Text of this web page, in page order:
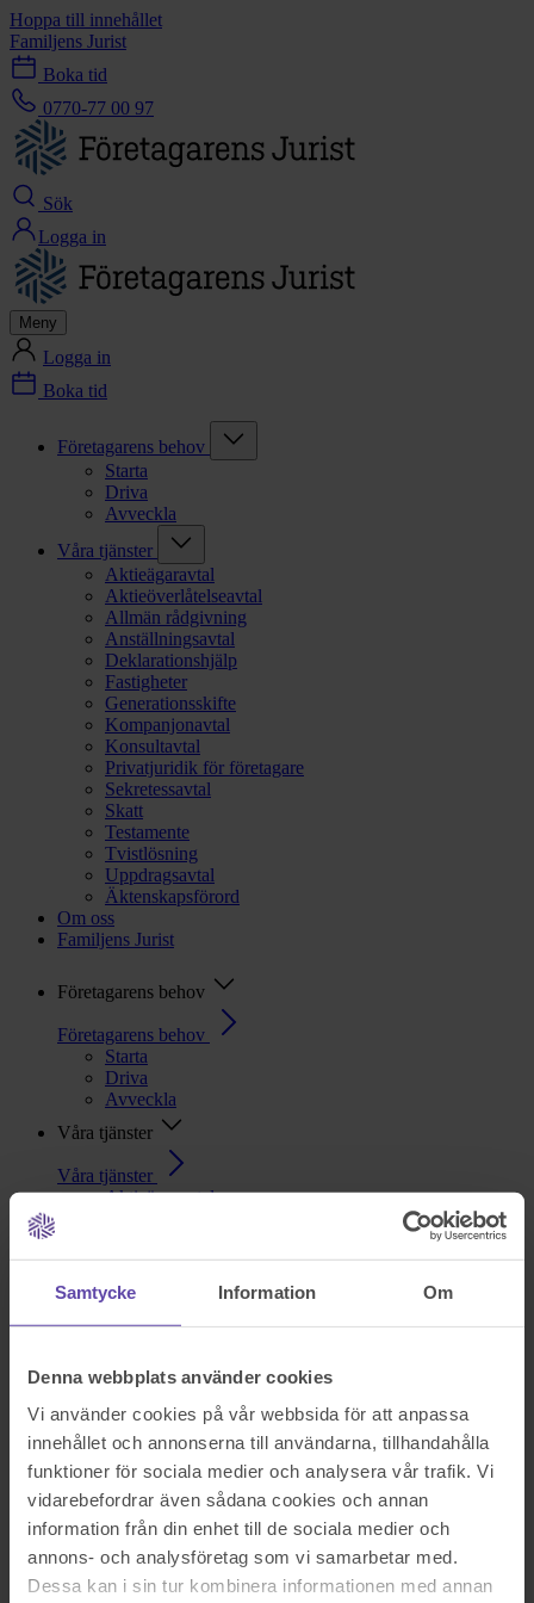
Samtycke Information Om
Denna webbplats använder cookies
Vi använder cookies på vår webbsida för att anpassa
innehållet och annonserna till användarna, tillhandahålla
funktioner för sociala medier och analysera vår trafik. Vi
vidarebefordrar även sådana cookies och annan
information från din enhet till de sociala medier och
annons- och analysföretag som vi samarbetar med.
Dessa kan i sin tur kombinera informationen med annan
Hoppa till innehållet
Familjens Jurist
Boka tid
0770-77 00 97
Sök
Logga in
Meny
Logga in
Boka tid
Företagarens behov
Starta
Driva
Avveckla
Våra tjänster
Aktieägaravtal
Aktieöverlåtelseavtal
Allmän rådgivning
Anställningsavtal
Deklarationshjälp
Fastigheter
Generationsskifte
Kompanjonavtal
Konsultavtal
Privatjuridik för företagare
Sekretessavtal
Skatt
Testamente
Tvistlösning
Uppdragsavtal
Äktenskapsförord
Om oss
Familjens Jurist
Företagarens behov
Företagarens behov
Starta
Driva
Avveckla
Våra tjänster
Våra tjänster
Aktieägaravtal
Anställningsavtal
Deklarationshjälp
Fastigheter
Generationsskifte
Konsultavtal
Privatjuridik för företagare
Sekretessavtal
Skatt
Testamente
Tvistlösning
Uppdragsavtal
Äktenskapsförord
Om oss
Nu blev det något fel!